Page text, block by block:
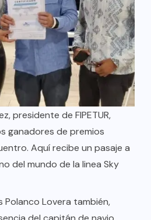
presidente de FIPETUR,
ganadores de premios
Aquí recibe un pasaje a
del mundo de la linea Sky
Polanco Lovera también,